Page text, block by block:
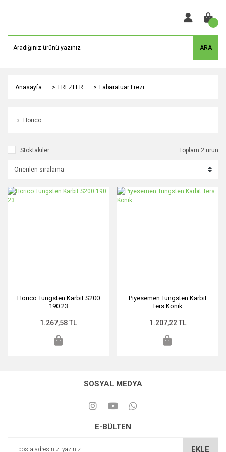
ARA
Anasayfa FREZLER Labaratuar Frezi
Horico
Stoktakiler Toplam 2 ürün
Horico Tungsten Karbit S200
190 23
1.267,58 TL
Piyesemen Tungsten Karbit
Ters Konik
1.207,22 TL
SOSYAL MEDYA
E-BÜLTEN
EKLE